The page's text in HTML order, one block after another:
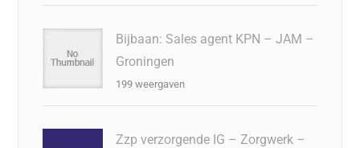
Bijbaan: Sales agent KPN – JAM –
Groningen
199 weergaven
Zzp verzorgende IG – Zorgwerk –